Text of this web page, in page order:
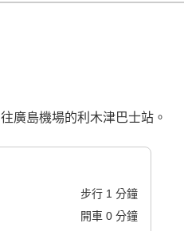
廣島機場的利木津巴士站。
步行 1 分鐘
開車 0分鐘